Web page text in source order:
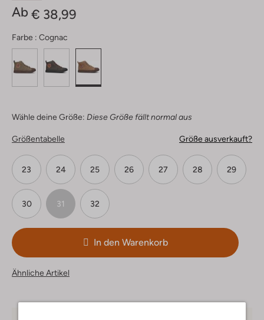
Ab € 38,99
Farbe : Cognac
Wähle deine Größe: Diese Größe fällt normal aus
Größentabelle Größe ausverkauft?
23 24 25 26 27 28 29
30 31 32
In den Warenkorb
Ähnliche Artikel